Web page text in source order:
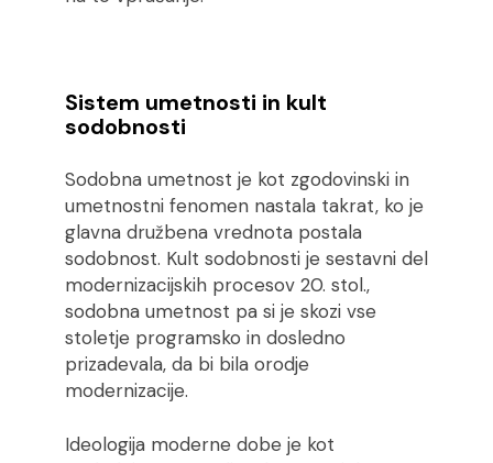
Sistem umetnosti in kult
sodobnosti
Sodobna umetnost je kot zgodovinski in
umetnostni fenomen nastala takrat, ko je
glavna družbena vrednota postala
sodobnost. Kult sodobnosti je sestavni del
modernizacijskih procesov 20. stol.,
sodobna umetnost pa si je skozi vse
stoletje programsko in dosledno
prizadevala, da bi bila orodje
modernizacije.
Ideologija moderne dobe je kot